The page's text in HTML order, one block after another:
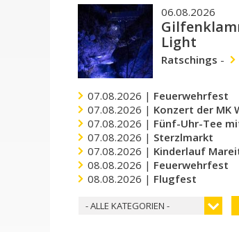
06.08.2026
Light
Ratschings -
07.08.2026 | Feuerwehrfest
07.08.2026 | Konzert der MK
07.08.2026 | Fünf-Uhr-Tee
07.08.2026 | Sterzlmarkt
07.08.2026 | Kinderlauf
08.08.2026 | Feuerwehrfest
08.08.2026 | Flugfest
- ALLE KATEGORIEN -